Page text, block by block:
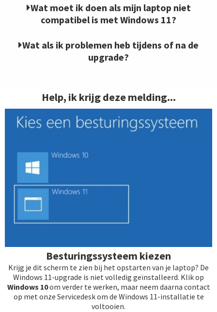
Wat moet ik doen als mijn laptop niet
compatibel is met Windows 11?
Wat als ik problemen heb tijdens of na de
upgrade?
Help, ik krijg deze melding...
Besturingssysteem kiezen
Krijg je dit scherm te zien bij het opstarten van je laptop? De
Windows 11-upgrade is niet volledig geïnstalleerd. Klik op
Windows 10om verder te werken, maar neem daarna contact
op met onze Servicedesk om de Windows 11-installatie te
voltooien.